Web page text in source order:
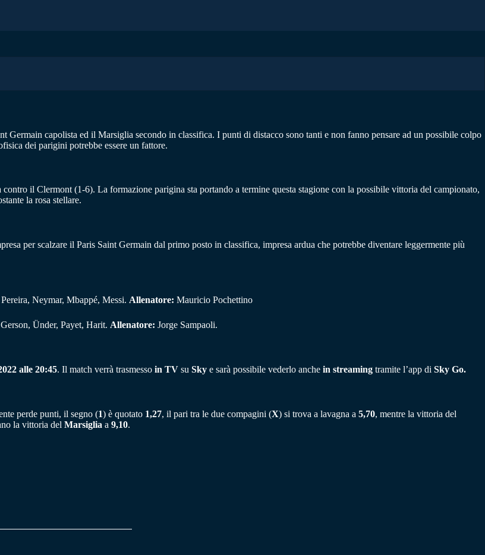
capolista ed il Marsiglia secondo in classifica. I punti di distacco sono tanti e non fanno pensare ad un possibile colpo
dei parigini potrebbe essere un fattore.
il Clermont (1-6). La formazione parigina sta portando a termine questa stagione con la possibile vittoria del campionato,
la rosa stellare.
per scalzare il Paris Saint Germain dal primo posto in classifica, impresa ardua che potrebbe diventare leggermente più
Neymar, Mbappé, Messi. Allenatore: Mauricio Pochettino
Ünder, Payet, Harit. Allenatore: Jorge Sampaoli.
alle 20:45. Il match verrà trasmesso in TV su Sky e sarà possibile vederlo anche in streaming tramite l’app di Sky Go.
perde punti, il segno (1) è quotato 1,27, il pari tra le due compagini (X) si trova a lavagna a 5,70, mentre la vittoria del
la vittoria del Marsiglia a 9,10.